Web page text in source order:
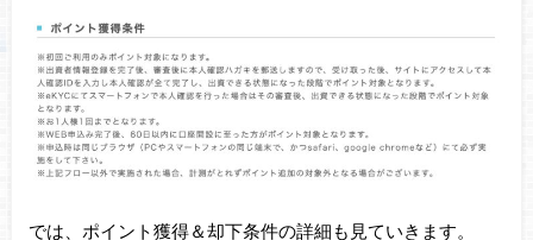
では、ポイント獲得＆却下条件の詳細も見ていきます。